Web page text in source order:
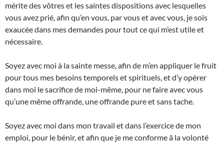
mérite des vôtres et les saintes dispositions avec lesquelles
vous avez prié, afin qu’en vous, par vous et avec vous, je sois
exaucée dans mes demandes pour tout ce qui m’est utile et
nécessaire.
Soyez avec moi à la sainte messe, afin de m’en appliquer le fruit
pour tous mes besoins temporels et spirituels, et d’y opérer
dans moi le sacrifice de moi-même, pour ne faire avec vous
qu’une même offrande, une offrande pure et sans tache.
Soyez avec moi dans mon travail et dans l’exercice de mon
emploi, pour le bénir, et afin que je me conforme â la volonté